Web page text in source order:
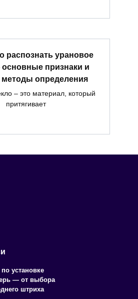
распознать урановое
признаки и
определения
– это материал, который
притягивает
установке
— от выбора
штриха